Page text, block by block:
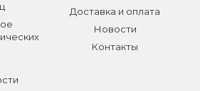
Доставка и оплата
Новости
Контакты